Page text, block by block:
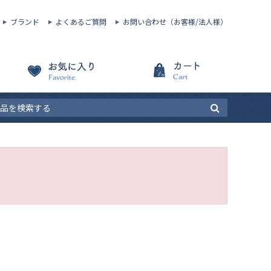
ブランド よくあるご質問 お問い合わせ（お客様/法人様）